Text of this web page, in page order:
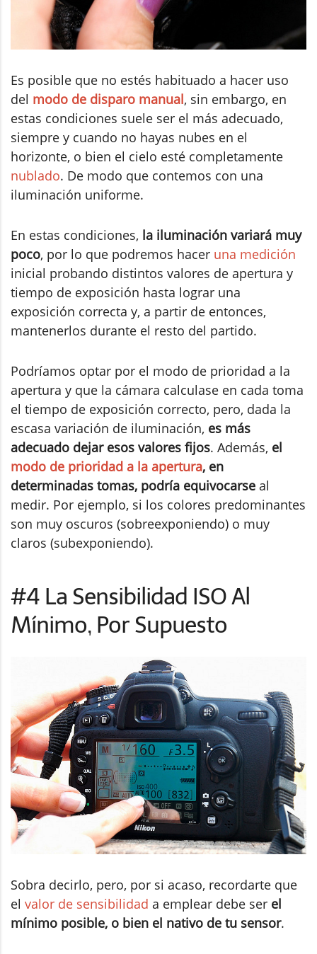
Es posible que no estés habituado a hacer uso
del modo de disparo manual, sin embargo, en
estas condiciones suele ser el más adecuado,
siempre y cuando no hayas nubes en el
horizonte, o bien el cielo esté completamente
nublado. De modo que contemos con una
iluminación uniforme.
En estas condiciones, la iluminación variará muy
poco, por lo que podremos hacer una medición
inicial probando distintos valores de apertura y
tiempo de exposición hasta lograr una
exposición correcta y, a partir de entonces,
mantenerlos durante el resto del partido.
Podríamos optar por el modo de prioridad a la
apertura y que la cámara calculase en cada toma
el tiempo de exposición correcto, pero, dada la
escasa variación de iluminación, es más
adecuado dejar esos valores fijos. Además, el
modo de prioridad a la apertura, en
determinadas tomas, podría equivocarse al
medir. Por ejemplo, si los colores predominantes
son muy oscuros (sobreexponiendo) o muy
claros (subexponiendo).
#4 La Sensibilidad ISO Al
Mínimo, Por Supuesto
Sobra decirlo, pero, por si acaso, recordarte que
el valor de sensibilidad a emplear debe ser el
mínimo posible, o bien el nativo de tu sensor.